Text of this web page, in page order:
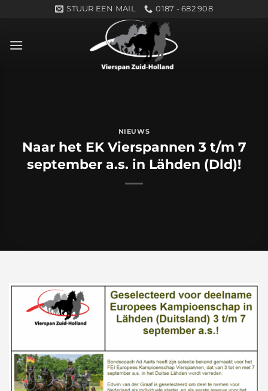
STUUR EEN MAIL 0187 - 682 908
NIEUWS
Naar het EK Vierspannen 3 t/m 7
september a.s. in Lähden (Dld)!